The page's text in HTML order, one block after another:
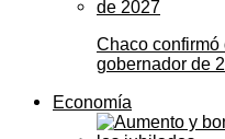
Chaco
gobernador de
Economía